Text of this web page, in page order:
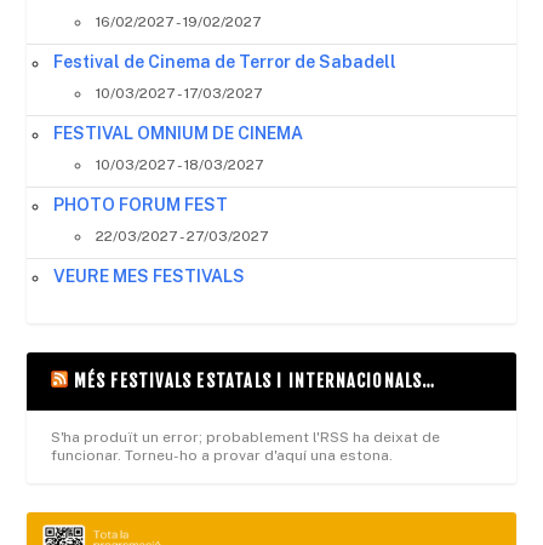
16/02/2027 - 19/02/2027
Festival de Cinema de Terror de Sabadell
10/03/2027 - 17/03/2027
FESTIVAL OMNIUM DE CINEMA
10/03/2027 - 18/03/2027
PHOTO FORUM FEST
22/03/2027 - 27/03/2027
VEURE MES FESTIVALS
MÉS FESTIVALS ESTATALS I INTERNACIONALS…
S'ha produït un error; probablement l'RSS ha deixat de
funcionar. Torneu-ho a provar d'aquí una estona.